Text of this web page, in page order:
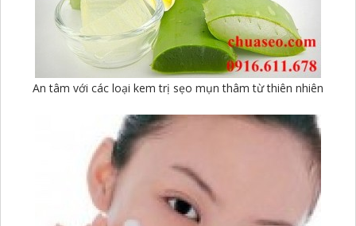
An tâm với các loại kem trị sẹo mụn thâm từ thiên nhiên